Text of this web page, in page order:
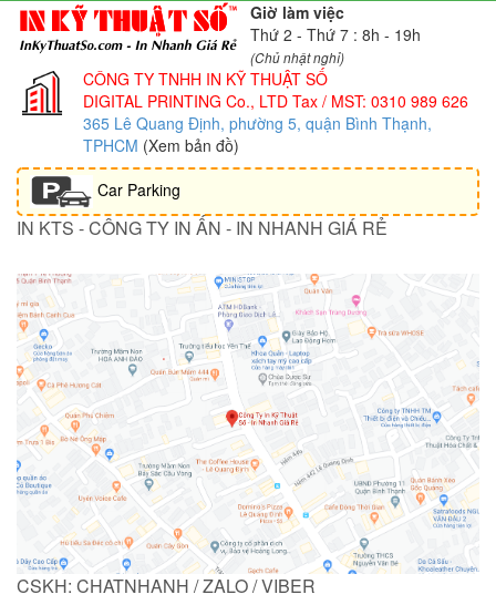
Giờ làm việc
Thứ 2 - Thứ 7 : 8h - 19h
(Chủ nhật nghỉ)
CÔNG TY TNHH IN KỸ THUẬT SỐ
DIGITAL PRINTING Co., LTD Tax / MST: 0310 989 626
365 Lê Quang Định, phường 5, quận Bình Thạnh,
TPHCM (Xem bản đồ)
Car Parking
IN KTS - CÔNG TY IN ẤN - IN NHANH GIÁ RẺ
CSKH: CHATNHANH / ZALO / VIBER